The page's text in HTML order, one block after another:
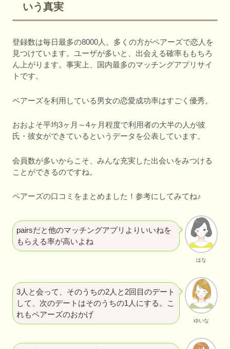
いう真実
登録数は毎日最多の8000人。多くの方がペアーズで恋人を
見つけています。ユーザが多いと、出会える確率ももちろ
ん上がります。事実上、国内最多のマッチングアプリサイ
トです。
ペアーズを利用している男女の恋愛成功率はすごく優秀。
おおよそ平均3ヶ月～4ヶ月程度で利用者の大半の人が彼
氏・彼女ができているというデータを公表しています。
会員数が多いからこそ、みんな充実した出会いをみつける
ことができるのですね。
ペアーズの口コミをまとめました！参考にしてみてね♪
はな
pairsだと他のマッチングアプリよりいいねを
もらえる率が高いよね
ゆいな
3人と会って、そのうちの2人と2回目のデート
して、次のデートはそのうちの1人にする。こ
れもペアーズのおかげ